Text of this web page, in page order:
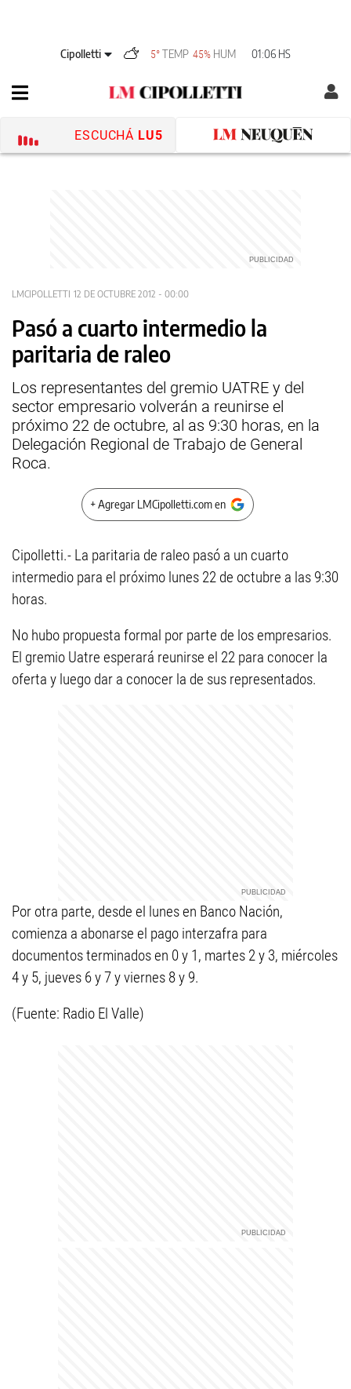
Cipolletti 5°TEMP 45% HUM 01:06 HS
ESCUCHÁ LU5
LMCIPOLLETTI 12 DE OCTUBRE 2012 - 00:00
Pasó a cuarto intermedio la
paritaria de raleo
Los representantes del gremio UATRE y del
sector empresario volverán a reunirse el
próximo 22 de octubre, al as 9:30 horas, en la
Delegación Regional de Trabajo de General
Roca.
+ Agregar LMCipolletti.com en
Cipolletti.- La paritaria de raleo pasó a un cuarto
intermedio para el próximo lunes 22 de octubre a las 9:30
horas.
No hubo propuesta formal por parte de los empresarios.
El gremio Uatre esperará reunirse el 22 para conocer la
oferta y luego dar a conocer la de sus representados.
Por otra parte, desde el lunes en Banco Nación,
comienza a abonarse el pago interzafra para
documentos terminados en 0 y 1, martes 2 y 3, miércoles
4 y 5, jueves 6 y 7 y viernes 8 y 9.
(Fuente: Radio El Valle)